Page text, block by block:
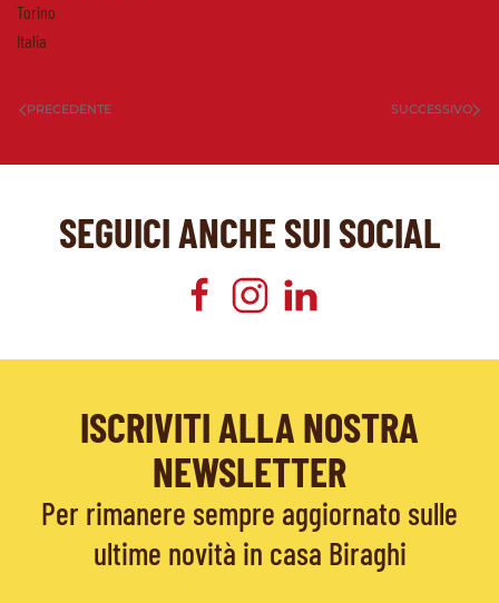
Torino
Italia
PRECEDENTE SUCCESSIVO
SEGUICI ANCHE SUI SOCIAL
ISCRIVITI ALLA NOSTRA
NEWSLETTER
Per rimanere sempre aggiornato sulle
ultime novità in casa Biraghi